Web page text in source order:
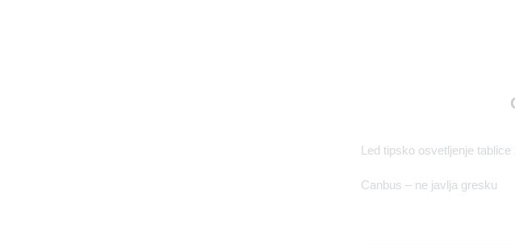
Led tipsko osvetljenje
Canbus – ne javlja gresku